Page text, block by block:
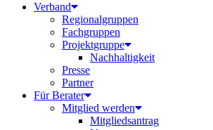
Verband
Regionalgruppen
Fachgruppen
Projektgruppe
Nachhaltigkeit
Presse
Partner
Für Berater
Mitglied werden
Mitgliedsantrag